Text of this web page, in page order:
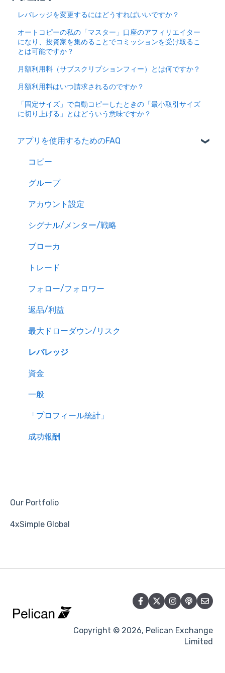
レバレッジを変更するにはどうすればいいですか？
オートコピーの私の「マスター」口座のアフィリエイター
になり、投資家を集めることでコミッションを受け取るこ
とは可能ですか？
月額利用料（サブスクリプションフィー）とは何ですか？
月額利用料はいつ請求されるのですか？
「固定サイズ」で自動コピーしたときの「最小取引サイズ
に切り上げる」とはどういう意味ですか？
アプリを使用するためのFAQ
コピー
グループ
アカウント設定
シグナル/メンター/戦略
ブローカ
トレード
フォロー/フォロワー
返品/利益
最大ドローダウン/リスク
レバレッジ
資金
一般
「プロフィール統計」
成功報酬
Our Portfolio
4xSimple Global
Copyright © 2026, Pelican Exchange
Limited